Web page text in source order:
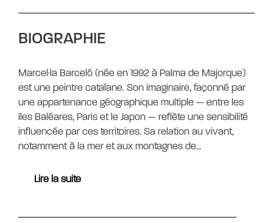
BIOGRAPHIE
Marcel·la Barceló (née en 1992 à Palma de Majorque)
est une peintre catalane. Son imaginaire, façonné par
une appartenance géographique multiple — entre les
îles Baléares, Paris et le Japon — reflète une sensibilité
influencée par ces territoires. Sa relation au vivant,
notamment à la mer et aux montagnes de…
Lire la suite